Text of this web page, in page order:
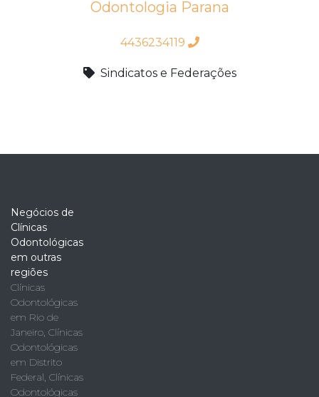
Odontologia Parana
4436234119
Sindicatos e Federações
Negócios de
Clínicas
Odontológicas
em outras
regiões
Clínicas
Odontológicas
em Rio de
Janeiro, Clínicas
Odontológicas
em Distrito
Federal, Clínicas
Odontológicas